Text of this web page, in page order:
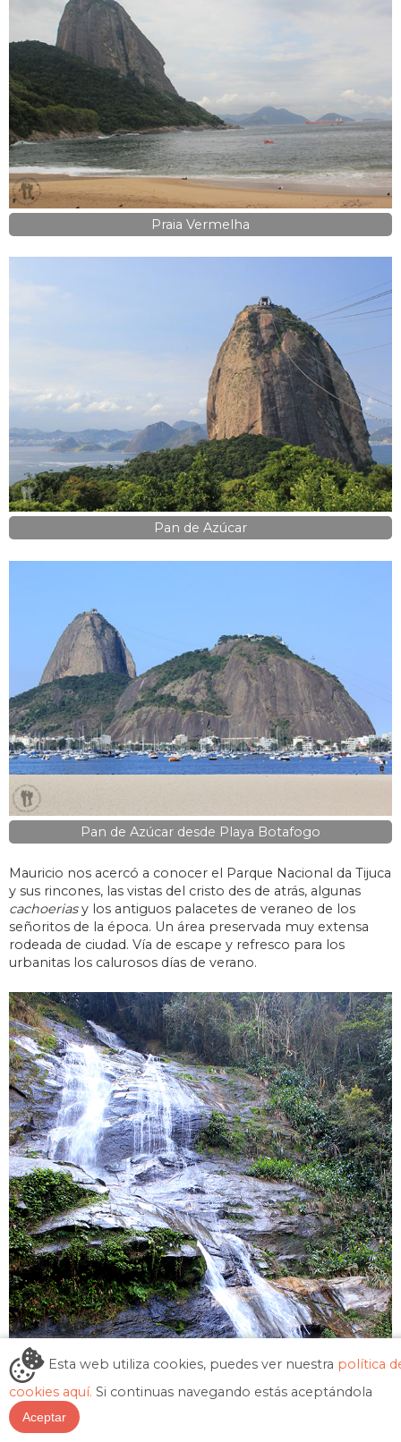
Praia Vermelha
Pan de Azúcar
Pan de Azúcar desde Playa Botafogo
Mauricio nos acercó a conocer el Parque Nacional da Tijuca
y sus rincones, las vistas del cristo des de atrás, algunas
cachoeriasy los antiguos palacetes de veraneo de los
señoritos de la época. Un área preservada muy extensa
rodeada de ciudad. Vía de escape y refresco para los
urbanitas los calurosos días de verano.
Esta web utiliza cookies, puedes ver nuestra política
cookies aquí. Si continuas navegando estás aceptándola
Aceptar